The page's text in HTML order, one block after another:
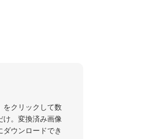
をクリックして数
け。変換済み画像
ダウンロードでき